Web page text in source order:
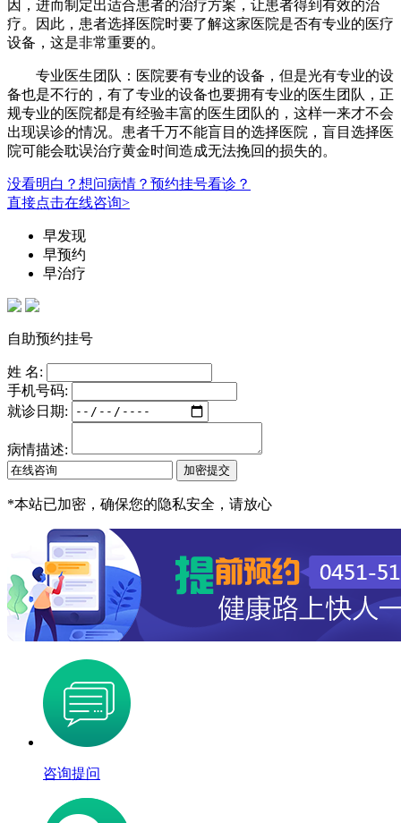
因，进而制定出适合患者的治疗方案，让患者得到有效的治
疗。因此，患者选择医院时要了解这家医院是否有专业的医疗
设备，这是非常重要的。
专业医生团队：医院要有专业的设备，但是光有专业的设
备也是不行的，有了专业的设备也要拥有专业的医生团队，正
规专业的医院都是有经验丰富的医生团队的，这样一来才不会
出现误诊的情况。患者千万不能盲目的选择医院，盲目选择医
院可能会耽误治疗黄金时间造成无法挽回的损失的。
没看明白？想问病情？预约挂号看诊？
直接点击在线咨询>
早发现
早预约
早治疗
自助预约挂号
姓 名:
手机号码:
就诊日期:
病情描述:
*本站已加密，确保您的隐私安全，请放心
咨询提问